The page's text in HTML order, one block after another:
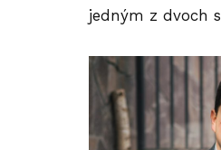
jedným z dvoch